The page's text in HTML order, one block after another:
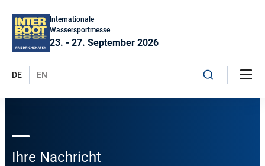
Internationale
Wassersportmesse
23. - 27. September 2026
DE EN
Ihre Nachricht